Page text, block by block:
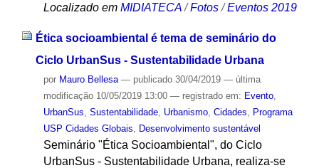
Localizado em MIDIATECA /Fotos /Eventos 2019
Ética socioambiental é tema de seminário do
Ciclo UrbanSus - Sustentabilidade Urbana
por Mauro Bellesa — publicado30/04/2019 — última
modificação10/05/2019 13:00 — registrado em: Evento,
UrbanSus Sustentabilidade, Urbanismo, Cidades
Programa
USP Cidades Globais
Desenvolvimento sustentável
Seminário "Ética Socioambiental", do Ciclo
UrbanSus - Sustentabilidade Urbana, realiza-se